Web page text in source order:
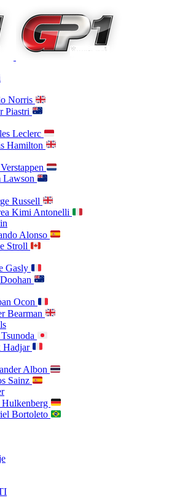
Norris
Piastri
Leclerc
Hamilton
Lawson
Russell
Kimi Antonelli
Alonso
Stroll
Gasly
Ocon
Bearman
Hadjar
Albon
Sainz
Bortoleto